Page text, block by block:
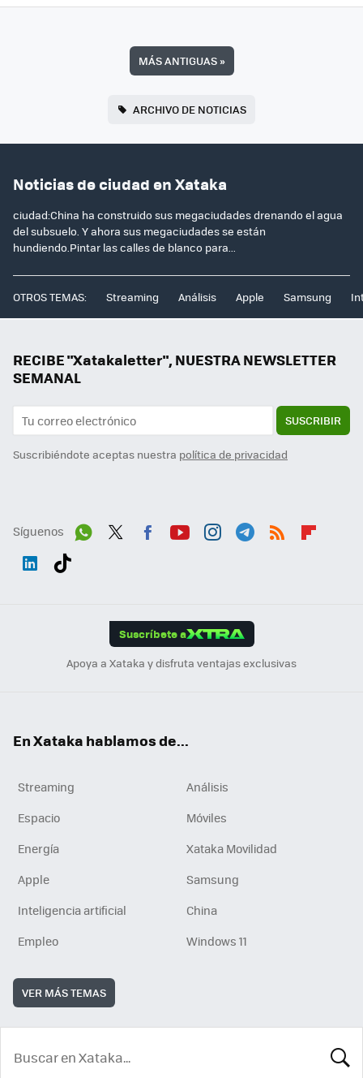
MÁS ANTIGUAS»
ARCHIVO DE NOTICIAS
Noticias de ciudad en Xataka
ciudad:China ha construido sus megaciudades drenando el agua
del subsuelo. Y ahora sus megaciudades se están
hundiendo.Pintar las calles de blanco para...
OTROS TEMAS: Streaming Análisis Apple Samsung
RECIBE "Xatakaletter", NUESTRA NEWSLETTER
SEMANAL
SUSCRIBIR
Suscribiéndote aceptas nuestra política de privacidad
Síguenos
Suscríbete a
Apoya a Xataka y disfruta ventajas exclusivas
En Xataka hablamos de...
Streaming
Análisis
Espacio
Móviles
Energía
Xataka Movilidad
Apple
Samsung
Inteligencia artificial
China
Empleo
Windows 11
VER MÁS TEMAS